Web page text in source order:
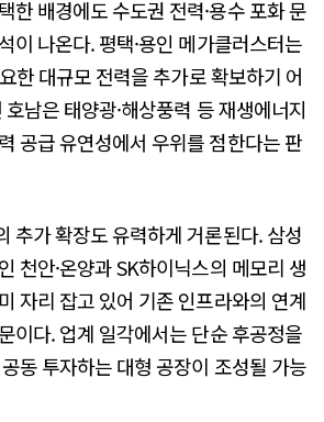
한 배경에도 수도권 전력·용수 포화 문
이 나온다. 평택·용인 메가클러스터는
한 대규모 전력을 추가로 확보하기 어
남은 태양광·해상풍력 등 재생에너지
공급 유연성에서 우위를 점한다는 판
추가 확장도 유력하게 거론된다. 삼성
천안·온양과 SK하이닉스의 메모리 생
자리 잡고 있어 기존 인프라와의 연계
이다. 업계 일각에서는 단순 후공정을
동 투자하는 대형 공장이 조성될 가능